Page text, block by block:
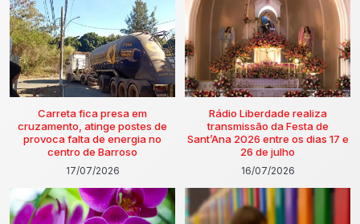
Carreta fica presa em
cruzamento, atinge postes de
provoca falta de energia no
centro de Barroso
17/07/2026
Rádio Liberdade realiza
transmissão da Festa de
Sant’Ana 2026 entre os dias 17 e
26 de julho
16/07/2026